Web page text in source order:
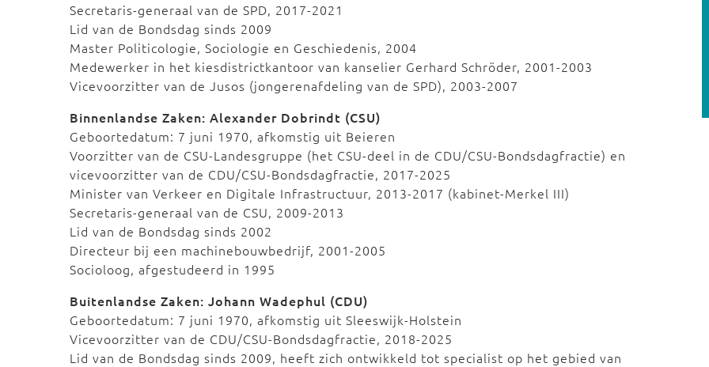
Secretaris-generaal van de SPD, 2017-2021
Lid van de Bondsdag sinds 2009
Master Politicologie, Sociologie en Geschiedenis, 2004
Medewerker in het kiesdistrictkantoor van kanselier Gerhard Schröder, 2001-2003
Vicevoorzitter van de Jusos (jongerenafdeling van de SPD), 2003-2007
Binnenlandse Zaken: Alexander Dobrindt (CSU)
Geboortedatum: 7 juni 1970, afkomstig uit Beieren
Voorzitter van de CSU-Landesgruppe (het CSU-deel in de CDU/CSU-Bondsdagfractie) en
vicevoorzitter van de CDU/CSU-Bondsdagfractie, 2017-2025
Minister van Verkeer en Digitale Infrastructuur, 2013-2017 (kabinet-Merkel III)
Secretaris-generaal van de CSU, 2009-2013
Lid van de Bondsdag sinds 2002
Directeur bij een machinebouwbedrijf, 2001-2005
Socioloog, afgestudeerd in 1995
Buitenlandse Zaken: Johann Wadephul (CDU)
Geboortedatum: 7 juni 1970, afkomstig uit Sleeswijk-Holstein
Vicevoorzitter van de CDU/CSU-Bondsdagfractie, 2018-2025
Lid van de Bondsdag sinds 2009, heeft zich ontwikkeld tot specialist op het gebied van